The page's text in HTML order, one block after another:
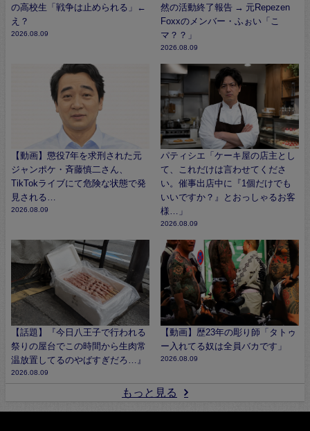
の高校生「戦争は止められる」←
え？
2026.08.09
然の活動終了報告 → 元Repezen
Foxxのメンバー・ふぉい「こ
マ？？」
2026.08.09
【動画】懲役7年を求刑された元
ジャンポケ・斉藤慎二さん、
TikTokライブにて危険な状態で発
見される…
2026.08.09
パティシエ「ケーキ屋の店主とし
て、これだけは言わせてくださ
い。催事出店中に『1個だけでも
いいですか？』とおっしゃるお客
様…」
2026.08.09
【話題】『今日八王子で行われる
祭りの屋台でこの時間から生肉常
温放置してるのやばすぎだろ…』
2026.08.09
【動画】歴23年の彫り師「タトゥ
ー入れてる奴は全員バカです」
2026.08.09
もっと見る